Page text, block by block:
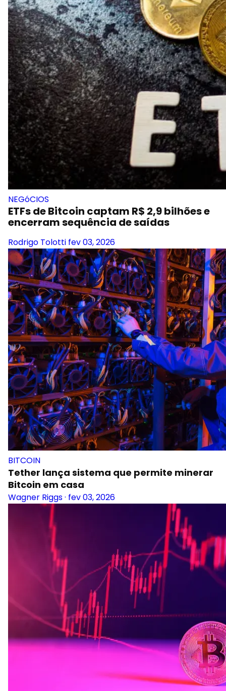
NEGóCIOS
ETFs de Bitcoin captam R$ 2,9 bilhões e
encerram sequência de saídas
Rodrigo Tolotti fev 03, 2026
BITCOIN
Tether lança sistema que permite minerar
Bitcoin em casa
Wagner Riggs· fev 03, 2026